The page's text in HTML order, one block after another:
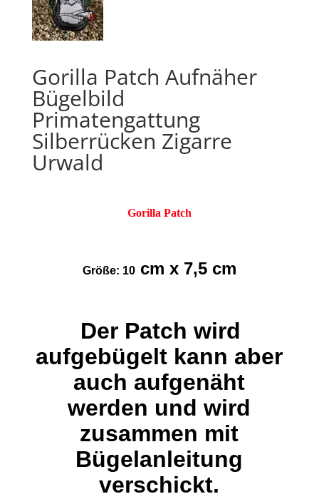
Gorilla Patch Aufnäher
Bügelbild
Primatengattung
Silberrücken Zigarre
Urwald
Gorilla Patch
Größe: 10cm x 7,5 cm
Der Patch wird
aufgebügelt kann aber
auch aufgenäht
werden und wird
zusammen mit
Bügelanleitung
verschickt.